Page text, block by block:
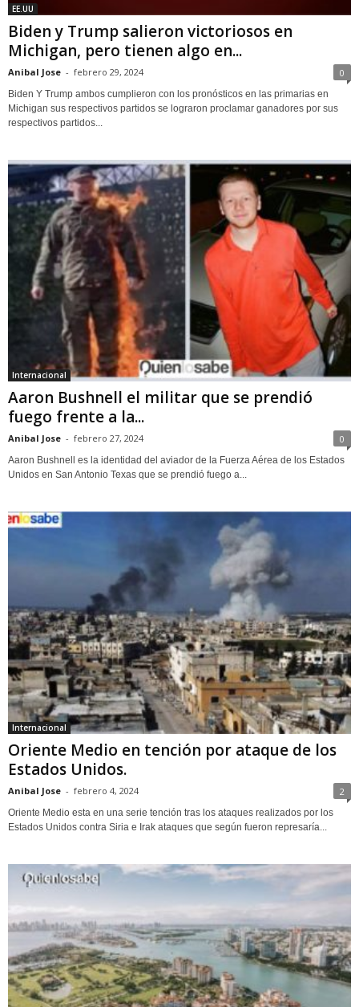
EE.UU
Biden y Trump salieron victoriosos en
Michigan, pero tienen algo en...
Anibal Jose - febrero 29, 2024 0
Biden Y Trump ambos cumplieron con los pronósticos en las primarias en
Michigan sus respectivos partidos se lograron proclamar ganadores por sus
respectivos partidos...
Internacional
Aaron Bushnell el militar que se prendió
fuego frente a la...
Anibal Jose - febrero 27, 2024 0
Aaron Bushnell es la identidad del aviador de la Fuerza Aérea de los Estados
Unidos en San Antonio Texas que se prendió fuego a...
Internacional
Oriente Medio en tención por ataque de los
Estados Unidos.
Anibal Jose - febrero 4, 2024 2
Oriente Medio esta en una serie tención tras los ataques realizados por los
Estados Unidos contra Siria e Irak ataques que según fueron represaría...